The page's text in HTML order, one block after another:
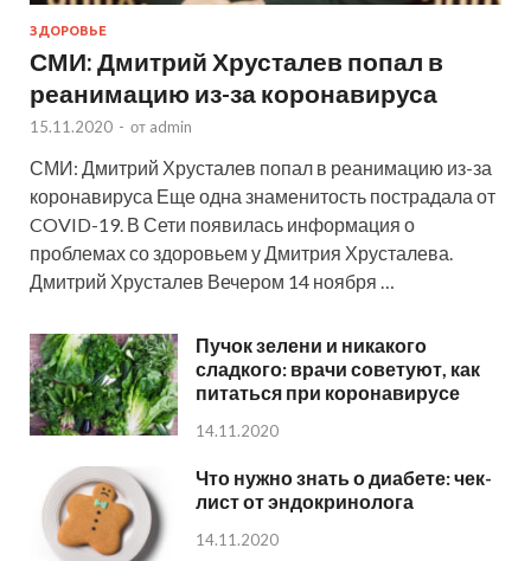
ЗДОРОВЬЕ
СМИ: Дмитрий Хрусталев попал в
реанимацию из-за коронавируса
15.11.2020 - от admin
СМИ: Дмитрий Хрусталев попал в реанимацию из-за
коронавируса Еще одна знаменитость пострадала от
COVID-19. В Сети появилась информация о
проблемах со здоровьем у Дмитрия Хрусталева.
Дмитрий Хрусталев Вечером 14 ноября …
Пучок зелени и никакого
сладкого: врачи советуют, как
питаться при коронавирусе
14.11.2020
Что нужно знать о диабете: чек-
лист от эндокринолога
14.11.2020